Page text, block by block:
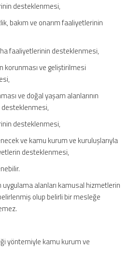
desteklenmesi,
bakım ve onarım faaliyetlerinin
faaliyetlerinin desteklenmesi,
korunması ve geliştirilmesi
ve doğal yaşam alanlarının
desteklenmesi,
ve kamu kurum ve kuruluşlarıyla
desteklenmesi,
uygulama alanları kamusal hizmetlerin
olup belirli bir mesleğe
yöntemiyle kamu kurum ve